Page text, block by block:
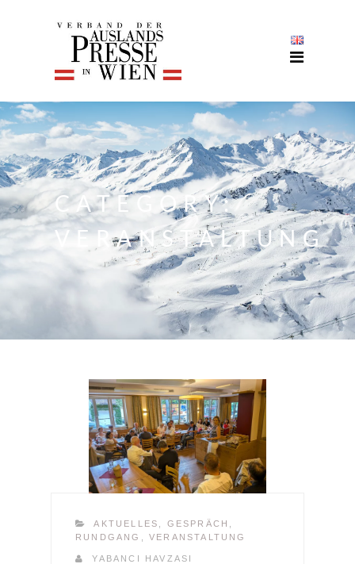
CATEGORY:
VERANSTALTUNG
AKTUELLES GESPRÄCH
RUNDGANG
,VERANSTALTUNG
YABANCI HAVZASI